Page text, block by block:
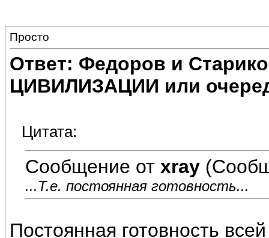
Просто
Ответ: Федоров и
ЦИВИЛИЗАЦИИ или
Цитата:
Сообщение от xray
...Т.е. постоянная готовность...
Постоянная готовность